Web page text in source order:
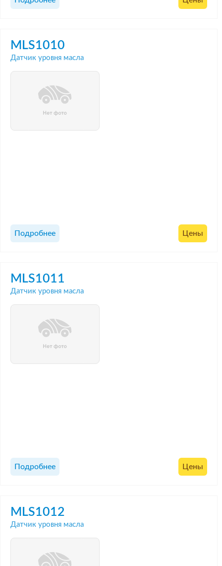
MLS1010
Датчик уровня масла
Подробнее Цены
MLS1011
Датчик уровня масла
Подробнее Цены
MLS1012
Датчик уровня масла